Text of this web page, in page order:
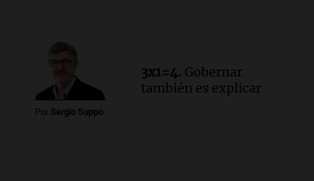
Por Sergio Suppo
3x1=4. Gobernar
también es explicar